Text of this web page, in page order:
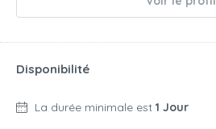
Disponibilité
La durée minimale est 1 Jour